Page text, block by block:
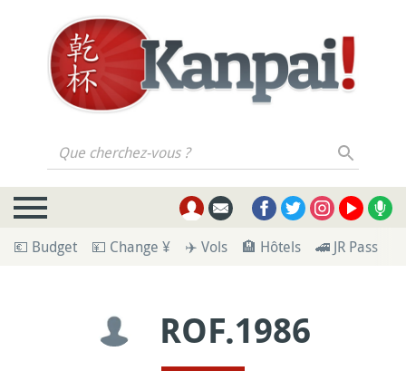
Que cherchez-vous ?
💶 Budget 💴 Change ¥ ✈️ Vols 🏨 Hôtels 🚄 JR Pass
ROF.1986